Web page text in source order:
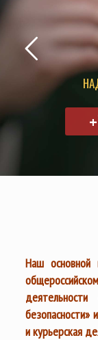
Наш основной
и курьерская